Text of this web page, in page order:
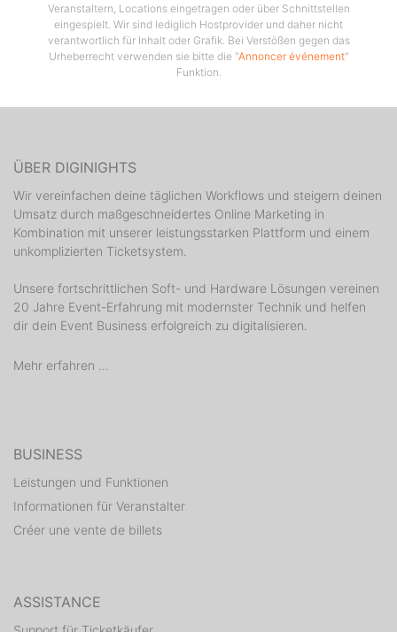
Veranstaltern, Locations eingetragen oder über Schnittstellen
eingespielt. Wir sind lediglich Hostprovider und daher nicht
verantwortlich für Inhalt oder Grafik. Bei Verstößen gegen das
Urheberrecht verwenden sie bitte die "Annoncer événement"
Funktion.
ÜBER DIGINIGHTS
Wir vereinfachen deine täglichen Workflows und steigern deinen
Umsatz durch maßgeschneidertes Online Marketing in
Kombination mit unserer leistungsstarken Plattform und einem
unkomplizierten Ticketsystem.
Unsere fortschrittlichen Soft- und Hardware Lösungen vereinen
20 Jahre Event-Erfahrung mit modernster Technik und helfen
dir dein Event Business erfolgreich zu digitalisieren.
Mehr erfahren ...
BUSINESS
Leistungen und Funktionen
Informationen für Veranstalter
Créer une vente de billets
ASSISTANCE